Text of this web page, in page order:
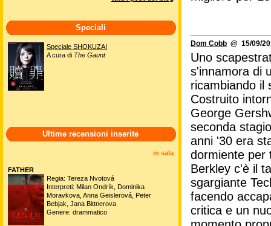
Dom Cobb @ 15/09/
Uno
s'innamora di
ricambiando il
Costruito
George
seconda
anni '30 era
dormiente per
Berkley c'è il
sgargiante
facendo
critica e un
Speciali
Speciale SHOKUZAI
A cura di The Gaunt
Ultime recensioni inserite
in sala
FATHER
Regia: Tereza Nvotová
Interpreti: Milan Ondrík, Dominika
Moravkova, Anna Geislerová, Peter
Bebjak, Jana Bittnerova
Genere: drammatico